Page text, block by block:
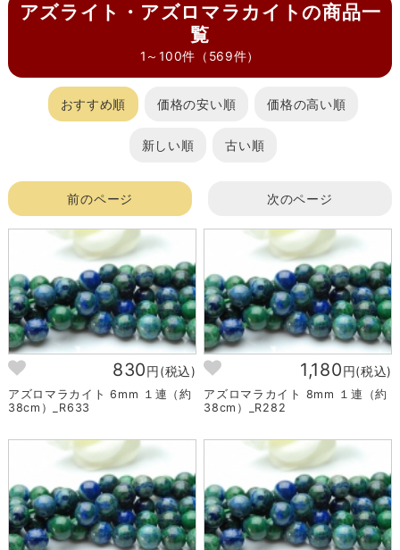
アズライト・アズロマラカイトの商品一
覧
1～100件（569件）
おすすめ順 価格の安い順 価格の高い順
新しい順 古い順
前のページ 次のページ
830円(税込)
アズロマラカイト 6mm １連（約
38cm）_R633
1,180円(税込)
アズロマラカイト 8mm １連（約
38cm）_R282